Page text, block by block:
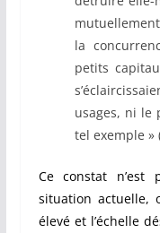
la
petits
usages, ni le
tel exemple »
Ce constat n’est
situation actuelle,
élevé et l’échelle